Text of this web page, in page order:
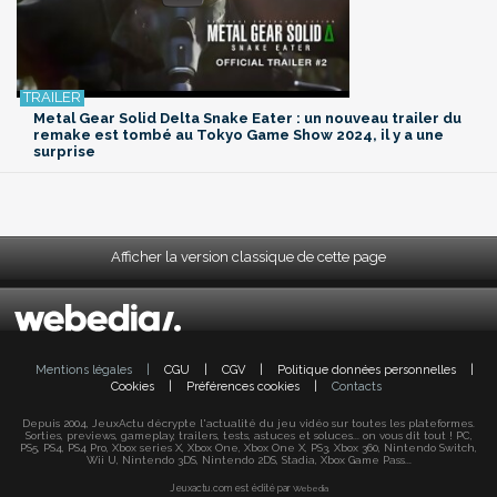
Metal Gear Solid Delta Snake Eater : un nouveau trailer du
remake est tombé au Tokyo Game Show 2024, il y a une
surprise
Afficher la version classique de cette page
Mentions légales CGU CGV Politique données personnelles
Cookies
Préférences cookies Contacts
Depuis 2004, JeuxActu décrypte l'actualité du jeu vidéo sur toutes les plateformes.
Sorties, previews, gameplay, trailers, tests, astuces et soluces... on vous dit tout ! PC,
PS5, PS4, PS4 Pro, Xbox series X, Xbox One, Xbox One X, PS3, Xbox 360, Nintendo Switch,
Wii U, Nintendo 3DS, Nintendo 2DS, Stadia, Xbox Game Pass...
Jeuxactu.com est édité par Webedia